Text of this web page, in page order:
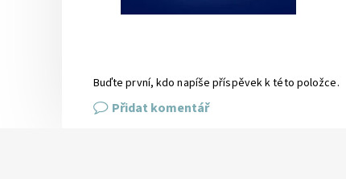
Buďte první, kdo napíše příspěvek k této položce.
Přidat komentář